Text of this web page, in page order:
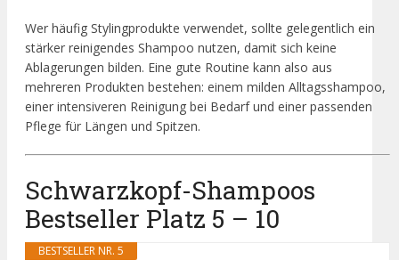
Wer häufig Stylingprodukte verwendet, sollte gelegentlich ein
stärker reinigendes Shampoo nutzen, damit sich keine
Ablagerungen bilden. Eine gute Routine kann also aus
mehreren Produkten bestehen: einem milden Alltagsshampoo,
einer intensiveren Reinigung bei Bedarf und einer passenden
Pflege für Längen und Spitzen.
Schwarzkopf-Shampoos
Bestseller Platz 5 – 10
BESTSELLER NR. 5